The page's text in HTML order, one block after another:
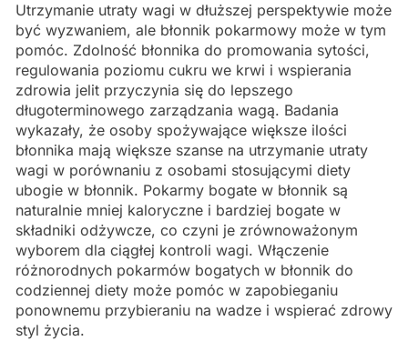
Utrzymanie utraty wagi w dłuższej perspektywie może
być wyzwaniem, ale błonnik pokarmowy może w tym
pomóc. Zdolność błonnika do promowania sytości,
regulowania poziomu cukru we krwi i wspierania
zdrowia jelit przyczynia się do lepszego
długoterminowego zarządzania wagą. Badania
wykazały, że osoby spożywające większe ilości
błonnika mają większe szanse na utrzymanie utraty
wagi w porównaniu z osobami stosującymi diety
ubogie w błonnik. Pokarmy bogate w błonnik są
naturalnie mniej kaloryczne i bardziej bogate w
składniki odżywcze, co czyni je zrównoważonym
wyborem dla ciągłej kontroli wagi. Włączenie
różnorodnych pokarmów bogatych w błonnik do
codziennej diety może pomóc w zapobieganiu
ponownemu przybieraniu na wadze i wspierać zdrowy
styl życia.